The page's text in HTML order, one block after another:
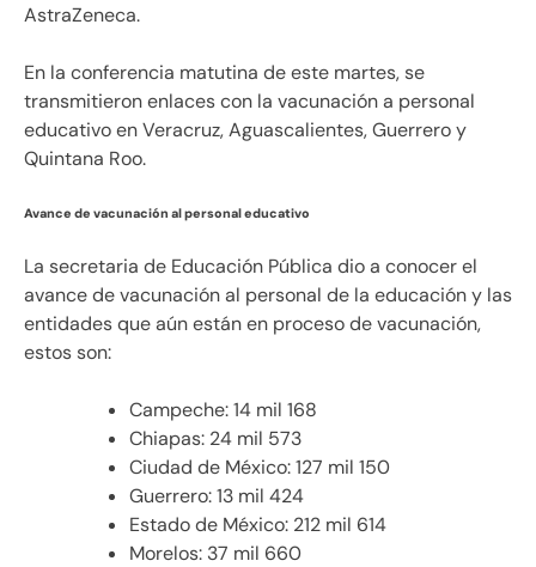
AstraZeneca.
En la conferencia matutina de este martes, se
transmitieron enlaces con la vacunación a personal
educativo en Veracruz, Aguascalientes, Guerrero y
Quintana Roo.
Avance de vacunación al personal educativo
La secretaria de Educación Pública dio a conocer el
avance de vacunación al personal de la educación y las
entidades que aún están en proceso de vacunación,
estos son:
Campeche: 14 mil 168
Chiapas: 24 mil 573
Ciudad de México: 127 mil 150
Guerrero: 13 mil 424
Estado de México: 212 mil 614
Morelos: 37 mil 660